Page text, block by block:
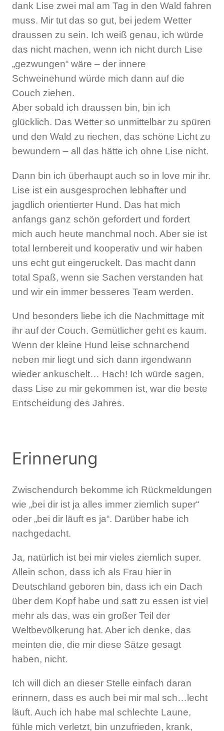
dank Lise zwei mal am Tag in den Wald fahren
muss. Mir tut das so gut, bei jedem Wetter
draussen zu sein. Ich weiß genau, ich würde
das nicht machen, wenn ich nicht durch Lise
„gezwungen“ wäre – der innere
Schweinehund würde mich dann auf die
Couch ziehen.
Aber sobald ich draussen bin, bin ich
glücklich. Das Wetter so unmittelbar zu spüren
und den Wald zu riechen, das schöne Licht zu
bewundern – all das hätte ich ohne Lise nicht.
Dann bin ich überhaupt auch so in love mir ihr.
Lise ist ein ausgesprochen lebhafter und
jagdlich orientierter Hund. Das hat mich
anfangs ganz schön gefordert und fordert
mich auch heute manchmal noch. Aber sie ist
total lernbereit und kooperativ und wir haben
uns echt gut eingeruckelt. Das macht dann
total Spaß, wenn sie Sachen verstanden hat
und wir ein immer besseres Team werden.
Und besonders liebe ich die Nachmittage mit
ihr auf der Couch. Gemütlicher geht es kaum.
Wenn der kleine Hund leise schnarchend
neben mir liegt und sich dann irgendwann
wieder ankuschelt… Hach! Ich würde sagen,
dass Lise zu mir gekommen ist, war die beste
Entscheidung des Jahres.
Erinnerung
Zwischendurch bekomme ich Rückmeldungen
wie „bei dir ist ja alles immer ziemlich super“
oder „bei dir läuft es ja“. Darüber habe ich
nachgedacht.
Ja, natürlich ist bei mir vieles ziemlich super.
Allein schon, dass ich als Frau hier in
Deutschland geboren bin, dass ich ein Dach
über dem Kopf habe und satt zu essen ist viel
mehr als das, was ein großer Teil der
Weltbevölkerung hat. Aber ich denke, das
meinten die, die mir diese Sätze gesagt
haben, nicht.
Ich will dich an dieser Stelle einfach daran
erinnern, dass es auch bei mir mal sch…lecht
läuft. Auch ich habe mal schlechte Laune,
fühle mich verletzt, bin unzufrieden, krank,